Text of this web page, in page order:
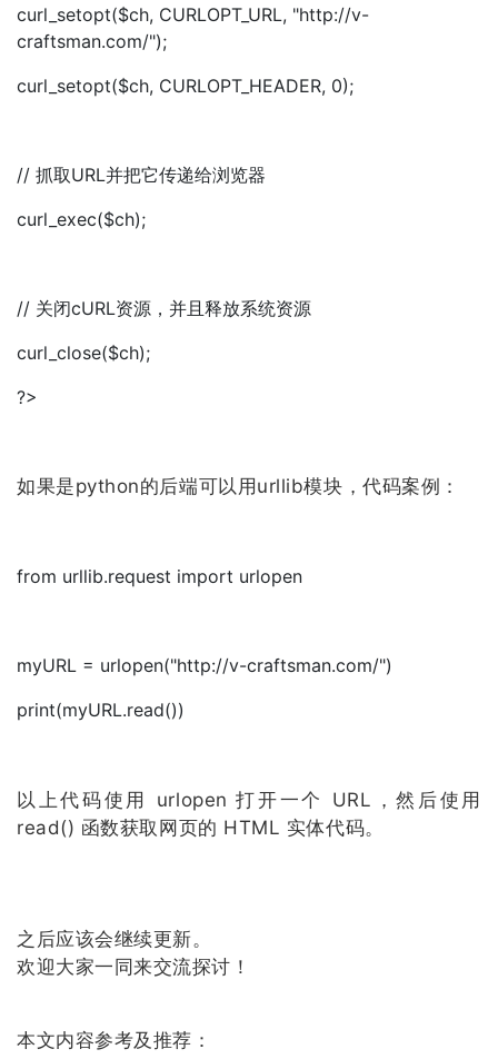
curl_setopt($ch, CURLOPT_URL, "http://v-
craftsman.com/");
curl_setopt($ch, CURLOPT_HEADER, 0);
// 抓取URL并把它传递给浏览器
curl_exec($ch);
// 关闭cURL资源，并且释放系统资源
curl_close($ch);
?>
如果是python的后端可以用urllib模块，代码案例：
from urllib.request import urlopen
myURL = urlopen("http://v-craftsman.com/")
print(myURL.read())
以上代码使用 urlopen 打开一个 URL，然后使用
read() 函数获取网页的 HTML 实体代码。
之后应该会继续更新。
欢迎大家一同来交流探讨！
本文内容参考及推荐：